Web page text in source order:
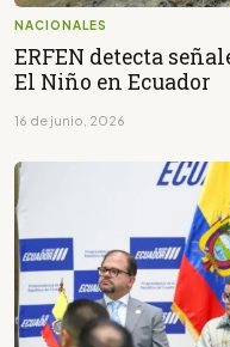
NACIONALES
ERFEN detecta
El Niño en Ecuador
16 de junio, 2026